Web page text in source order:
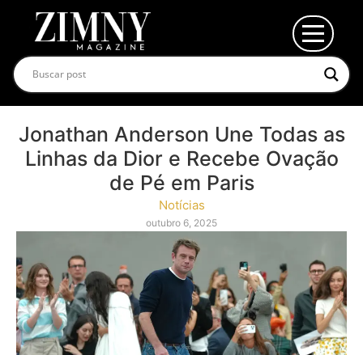
Jonathan Anderson Une Todas as
Linhas da Dior e Recebe Ovação
de Pé em Paris
Notícias
outubro 6, 2025